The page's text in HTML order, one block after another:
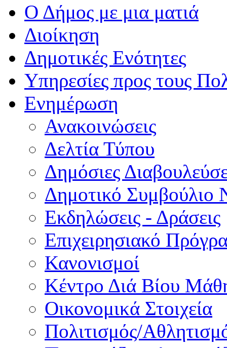
Ο Δήμος με μια ματιά
Διοίκηση
Δημοτικές Ενότητες
Υπηρεσίες προς τους
Ενημέρωση
Ανακοινώσεις
Δελτία Τύπου
Δημόσιες
Δημοτικό Συμβούλιο
Εκδηλώσεις - Δράσεις
Επιχειρησιακό
Κανονισμοί
Κέντρο Διά Βίου
Οικονομικά Στοιχεία
Πολιτισμός/